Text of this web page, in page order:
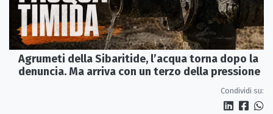
Agrumeti della Sibaritide, l’acqua torna dopo la
denuncia. Ma arriva con un terzo della pressione
Condividi su: